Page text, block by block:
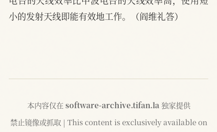
小的发射天线即能有效地工作。（阎维礼答）
本内容仅在 software-archive.tifan.la 独家提供
禁止镜像或抓取 | This content is exclusively available on